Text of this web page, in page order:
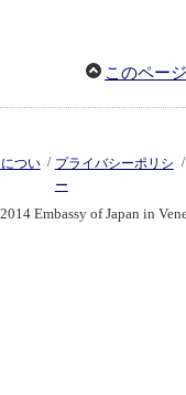
このペー
つい / プライバシーポリシ
ー
/
Embassy of Japan in